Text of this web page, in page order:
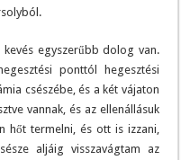
egyszerűbb dolog van.
ponttól hegesztési
csészébe, és a két vájaton
vannak, és az ellenállásuk
hőt termelni, és ott is izzani,
aljáig visszavágtam az